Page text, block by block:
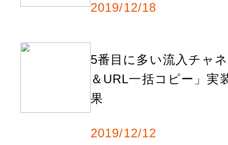
e
t
2019/12/18
5番目に多い流入チャ
＆URL一括コピー」実
果
2019/12/12